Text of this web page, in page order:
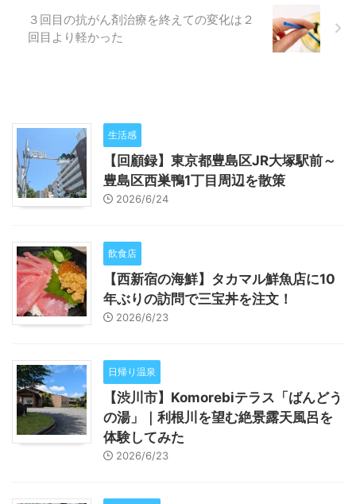
３回目の抗がん剤治療を終えての変化は２
回目より軽かった
生活感
【回顧録】東京都豊島区JR大塚駅前～
豊島区西巣鴨1丁目周辺を散策
2026/6/24
飲食店
【西新宿の海鮮】タカマル鮮魚店に10
年ぶりの訪問で三宝丼を注文！
2026/6/23
日帰り温泉
【渋川市】Komorebiテラス「ばんどう
の湯」｜利根川を望む絶景露天風呂を
体験してみた
2026/6/23